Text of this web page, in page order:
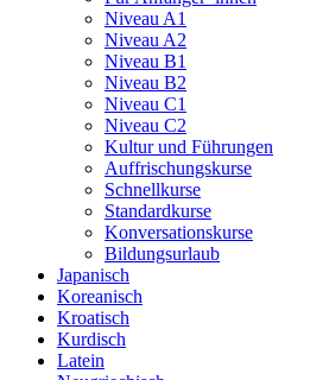
Niveau A1
Niveau A2
Niveau B1
Niveau B2
Niveau C1
Niveau C2
Kultur und Führungen
Auffrischungskurse
Schnellkurse
Standardkurse
Konversationskurse
Bildungsurlaub
Japanisch
Koreanisch
Kroatisch
Kurdisch
Latein